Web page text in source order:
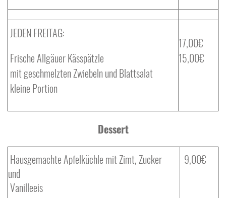
JEDEN FREITAG:
Frische Allgäuer Kässpätzle
mit geschmelzten Zwiebeln und Blattsalat
kleine Portion
17,00€
15,00€
Dessert
Hausgemachte Apfelküchle mit Zimt, Zucker
und
Vanilleeis
9,00€